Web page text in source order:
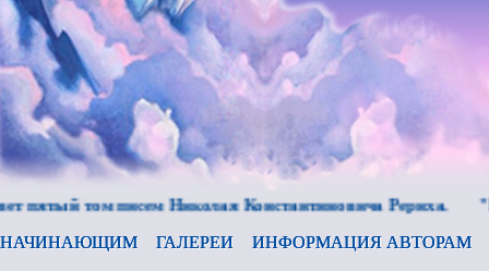
том писем Николая Константиновича Рериха.
НАЧИНАЮЩИМ ГАЛЕРЕИ ИНФОРМАЦИЯ АВТОРАМ